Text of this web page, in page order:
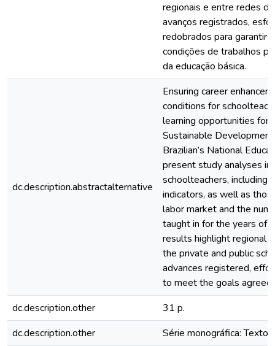
regionais e entre redes
avanços registrados,
redobrados para garantir
condições de trabalhos
da educação básica.
dc.description.abstractalternative
Ensuring career
conditions for
learning opportunities for
Sustainable
Brazilian’s National
present study analyses
schoolteachers, including
indicators, as well as
labor market and the
taught in for the years of
results highlight regional
the private and public
advances registered,
to meet the goals agreed
dc.description.other
31 p.
dc.description.other
Série monográfica: Texto